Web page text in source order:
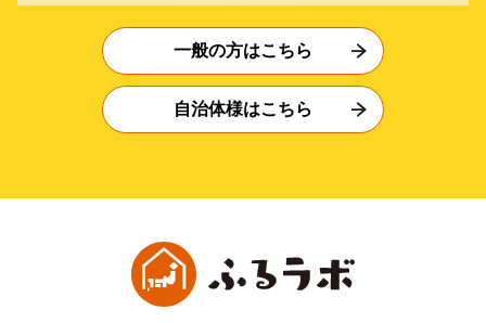
一般の方はこちら
自治体様はこちら